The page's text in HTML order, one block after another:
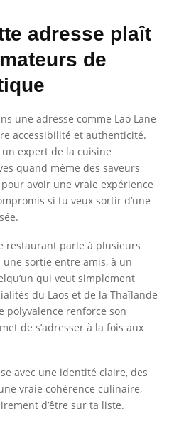
adresse plaît
de
une adresse comme Lao Lane
accessibilité et authenticité.
expert de la cuisine
quand même des saveurs
avoir une vraie expérience
si tu veux sortir d’une
restaurant parle à plusieurs
sortie entre amis, à un
qui veut simplement
du Laos et de la Thaïlande
polyvalence renforce son
de s’adresser à la fois aux
avec une identité claire, des
vraie cohérence culinaire,
d’être sur ta liste.